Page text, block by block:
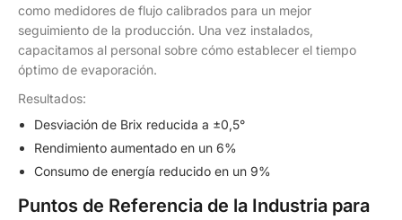
como medidores de flujo calibrados para un mejor
seguimiento de la producción. Una vez instalados,
capacitamos al personal sobre cómo establecer el tiempo
óptimo de evaporación.
Resultados:
Desviación de Brix reducida a ±0,5°
Rendimiento aumentado en un 6%
Consumo de energía reducido en un 9%
Puntos de Referencia de la Industria para